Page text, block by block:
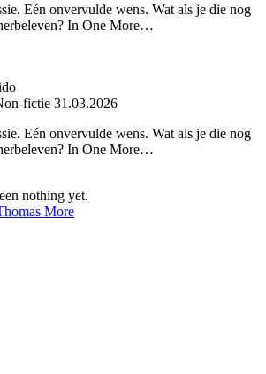
Eén onvervulde wens. Wat als je die nog
In One More…
fictie 31.03.2026
Eén onvervulde wens. Wat als je die nog
In One More…
nothing yet.